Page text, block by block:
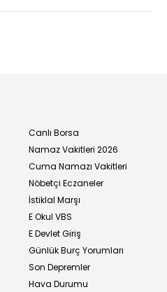
Canlı Borsa
Namaz Vakitleri 2026
Cuma Namazı Vakitleri
Nöbetçi Eczaneler
İstiklal Marşı
E Okul VBS
E Devlet Giriş
Günlük Burç Yorumları
Son Depremler
Hava Durumu